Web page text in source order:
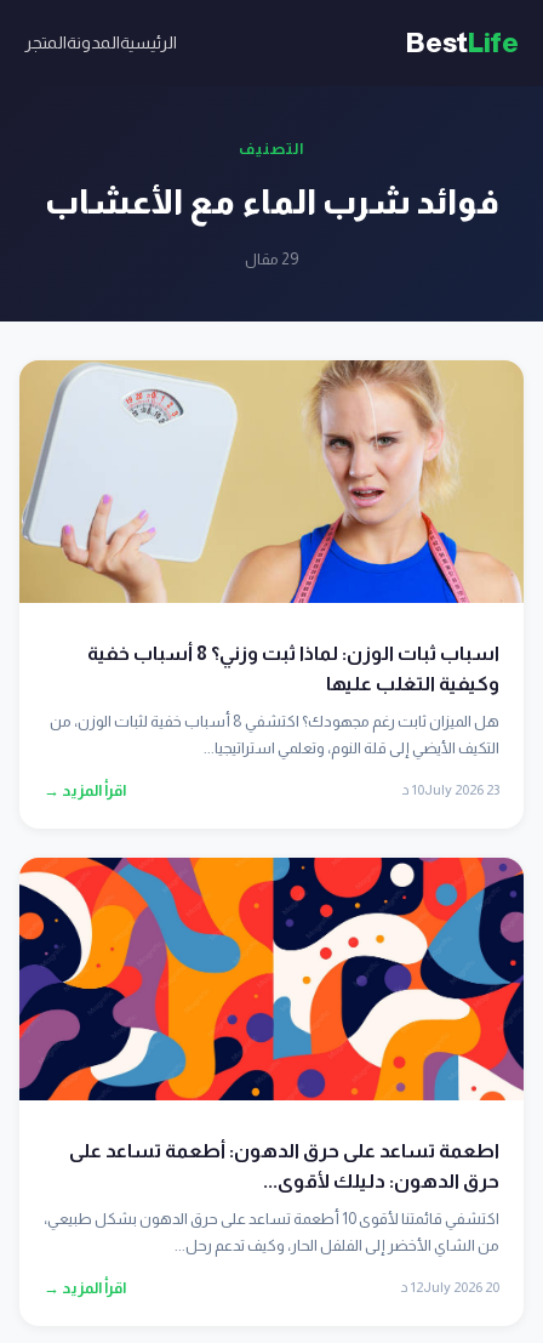
BestLife الرئيسيةالمدونةالمتجر
التصنيف
فوائد شرب الماء مع الأعشاب
29 مقال
اسباب ثبات الوزن: لماذا ثبت وزني؟ 8 أسباب خفية
وكيفية التغلب عليها
هل الميزان ثابت رغم مجهودك؟ اكتشفي 8 أسباب خفية لثبات الوزن، من
التكيف الأيضي إلى قلة النوم، وتعلمي استراتيجيا...
23 July 2026 10 د اقرأ المزيد →
اطعمة تساعد على حرق الدهون: أطعمة تساعد على
حرق الدهون: دليلك لأقوى...
اكتشفي قائمتنا لأقوى 10 أطعمة تساعد على حرق الدهون بشكل طبيعي،
من الشاي الأخضر إلى الفلفل الحار، وكيف تدعم رحل...
20 July 2026 12 د اقرأ المزيد →